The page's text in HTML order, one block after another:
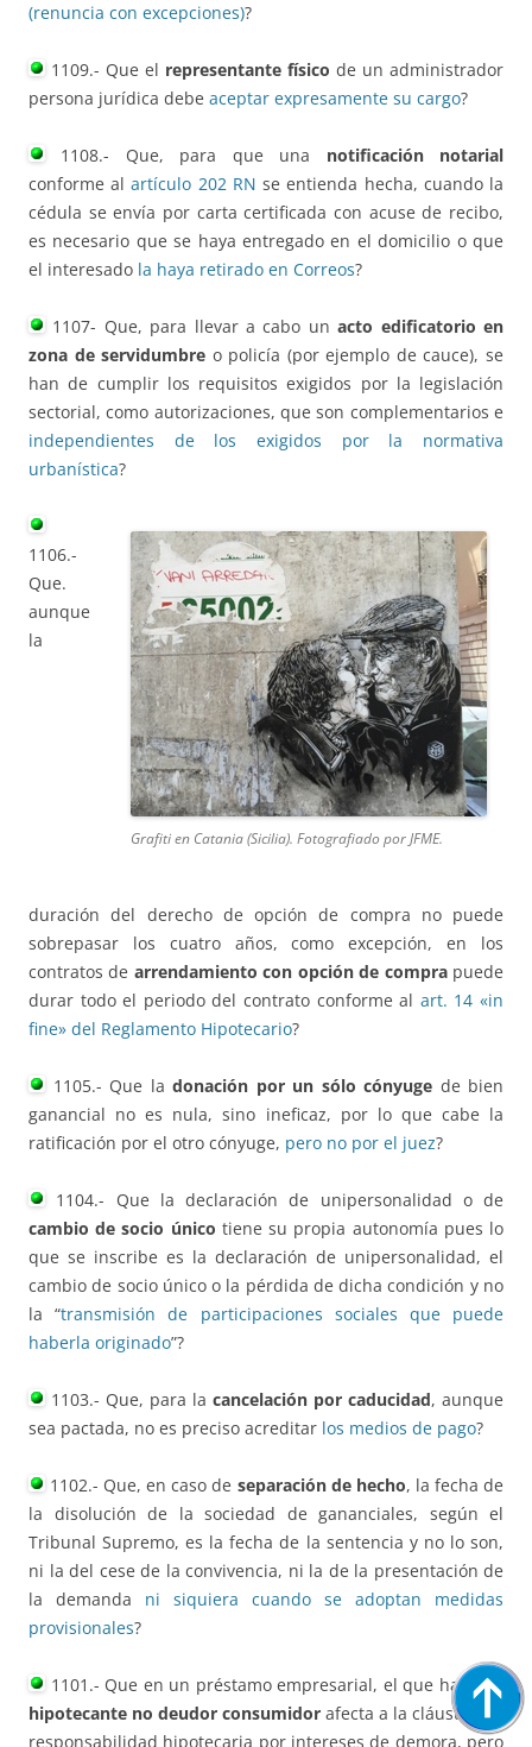
(renuncia con excepciones)?
1109.- Que el representante físico de un administrador
persona jurídica debe aceptar expresamente su cargo?
1108.- Que, para que una notificación notarial
conforme alartículo 202 RN se entienda hecha, cuando la
cédula se envía por carta certificada con acuse de recibo,
es necesario que se haya entregado en el domicilio o que
el interesado la haya retirado en Correos?
1107- Que, para llevar a cabo unacto edificatorio en
zona de servidumbre o policía (por ejemplo de cauce), se
han de cumplir los requisitos exigidos por la legislación
sectorial, como autorizaciones, que son complementarios e
independientes de los exigidos por la normativa
urbanística?
Grafiti en Catania (Sicilia). Fotografiado por JFME.
1106.-
Que.
aunque
la
duración del derecho de opción de compra no puede
sobrepasar los cuatro años, como excepción, en los
contratos de arrendamiento con opción de comprapuede
durar todo el periodo del contrato conforme al art. 14 «in
fine» del Reglamento Hipotecario?
1105.- Que la donación por un sólo cónyuge de bien
ganancial no es nula, sino ineficaz, por lo que cabe la
ratificación por el otro cónyuge, pero no por el juez?
1104.- Que la declaración de unipersonalidad o de
cambio de socio único tiene su propia autonomía pues lo
que se inscribe es la declaración de unipersonalidad, el
cambio de socio único o la pérdida de dicha condición y no
la “transmisión de participaciones sociales que puede
haberla originado”?
1103.- Que, para la cancelación por caducidad, aunque
sea pactada, no es preciso acreditar los medios de pago?
1102.- Que, en caso de separación de hecho, la fecha de
la disolución de la sociedad de gananciales, según el
Tribunal Supremo, es la fecha de la sentencia y no lo son,
ni la del cese de la convivencia, ni la de la presentación de
la demanda ni siquiera cuando se adoptan medidas
provisionales?
1101.- Que en un préstamo empresarial, el que haya un
hipotecante no deudor consumidor afecta a la cláusula de
responsabilidad hipotecaria por intereses de demora, pero